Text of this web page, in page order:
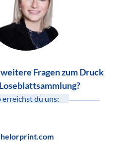
Fragen zum Druck
erreichst du uns: